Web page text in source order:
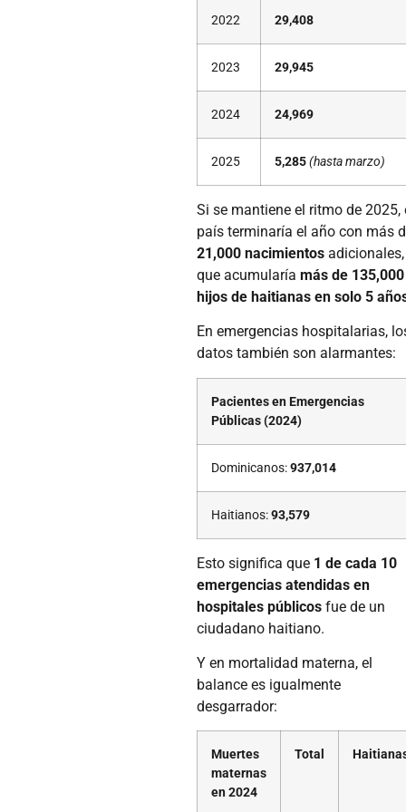
2022 29,408
2023 29,945
2024 24,969
2025 5,285 (hasta marzo)
Si se mantiene el ritmo de 2025,
país terminaría el año con más
21,000 nacimientos
que acumularía más de 135,000
hijos de haitianas en solo 5
En emergencias hospitalarias,
datos también son alarmantes:
Pacientes en Emergencias
Públicas (2024)
Dominicanos:937,014
Haitianos:93,579
Esto significa que 1 de cada 10
emergencias atendidas en
hospitales públicosfue de un
ciudadano haitiano.
Y en mortalidad materna, el
balance es igualmente
desgarrador:
Muertes
maternas
en 2024
Total